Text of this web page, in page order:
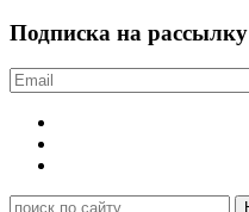
Подписка на рассылку